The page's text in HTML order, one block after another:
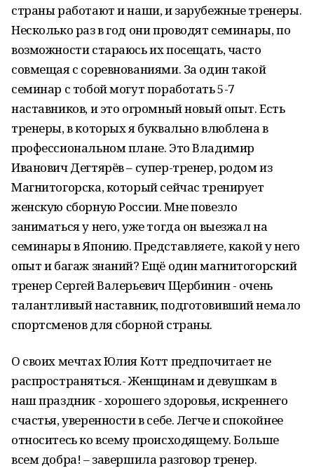
страны работают и наши, и зарубежные тренеры.
Несколько раз в год они проводят семинары, по
возможности стараюсь их посещать, часто
совмещая с соревнованиями. За один такой
семинар с тобой могут поработать 5-7
наставников, и это огромный новый опыт. Есть
тренеры, в которых я буквально влюблена в
профессиональном плане. Это Владимир
Иванович Дегтярёв – супер-тренер, родом из
Магнитогорска, который сейчас тренирует
женскую сборную России. Мне повезло
заниматься у него, уже тогда он выезжал на
семинары в Японию. Представляете, какой у него
опыт и багаж знаний? Ещё один магнитогорский
тренер Сергей Валерьевич Щербинин - очень
талантливый наставник, подготовивший немало
спортсменов для сборной страны.
О своих мечтах Юлия Котт предпочитает не
распространяться.- Женщинам и девушкам в
наш праздник - хорошего здоровья, искреннего
счастья, уверенности в себе. Легче и спокойнее
относитесь ко всему происходящему. Больше
всем добра! – завершила разговор тренер.